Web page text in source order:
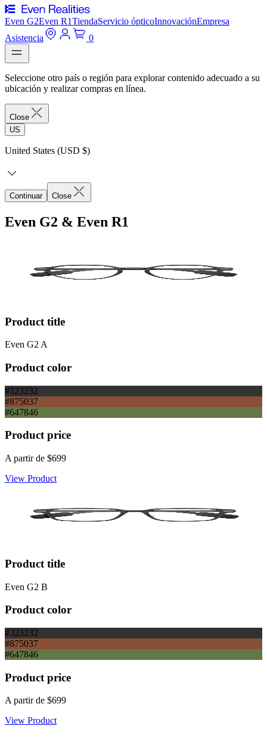
Even G2Even R1TiendaServicio ópticoInnovaciónEmpresa
Asistencia
0
Seleccione otro país o región para explorar contenido adecuado a su
ubicación y realizar compras en línea.
Close
US
United States (USD $)
Continuar Close
Even G2 & Even R1
Product title
Even G2 A
Product color
#323232
#875037
#647846
Product price
A partir de $699
View Product
Product title
Even G2 B
Product color
#323232
#875037
#647846
Product price
A partir de $699
View Product